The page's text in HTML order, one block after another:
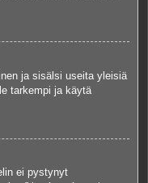
ja sisälsi useita yleisiä
tarkempi ja käytä
ei pystynyt